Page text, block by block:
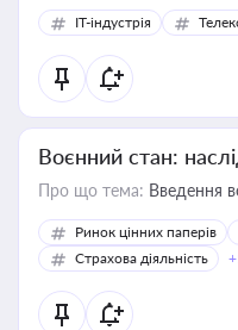
IT-індустрія
Воєнний стан:
Про що тема: Введення
Ринок цінних паперів
Страхова діяльність